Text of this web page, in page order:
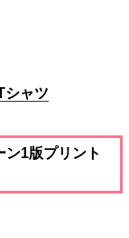
ャツ
1版プリント